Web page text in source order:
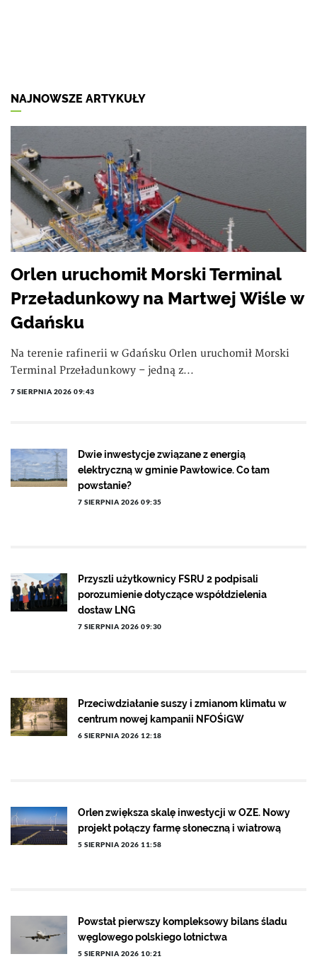
NAJNOWSZE ARTYKUŁY
Orlen uruchomił Morski Terminal
Przeładunkowy na Martwej Wiśle w
Gdańsku
Na terenie rafinerii w Gdańsku Orlen uruchomił Morski
Terminal Przeładunkowy – jedną z...
7 SIERPNIA 2026 09:43
Dwie inwestycje związane z energią
elektryczną w gminie Pawłowice. Co tam
powstanie?
7 SIERPNIA 2026 09:35
Przyszli użytkownicy FSRU 2 podpisali
porozumienie dotyczące współdzielenia
dostaw LNG
7 SIERPNIA 2026 09:30
Przeciwdziałanie suszy i zmianom klimatu w
centrum nowej kampanii NFOŚiGW
6 SIERPNIA 2026 12:18
Orlen zwiększa skalę inwestycji w OZE. Nowy
projekt połączy farmę słoneczną i wiatrową
5 SIERPNIA 2026 11:58
Powstał pierwszy kompleksowy bilans śladu
węglowego polskiego lotnictwa
5 SIERPNIA 2026 10:21